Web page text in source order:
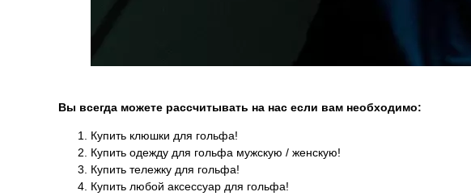
Вы всегда можете рассчитывать на нас если вам необходимо:
Купить клюшки для гольфа!
Купить одежду для гольфа мужскую / женскую!
Купить тележку для гольфа!
Купить любой аксессуар для гольфа!